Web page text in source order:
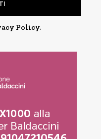
Policy.